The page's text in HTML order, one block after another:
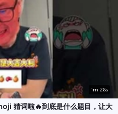
1m 26s
猜词啦🔥到底是什么题目，让大